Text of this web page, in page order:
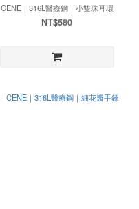
CENE｜316L醫療鋼｜小雙珠耳環
NT$580